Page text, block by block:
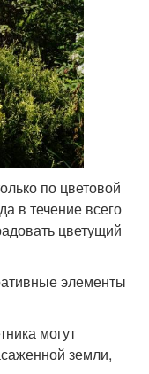
по цветовой
в течение всего
цветущий
элементы
могут
земли,